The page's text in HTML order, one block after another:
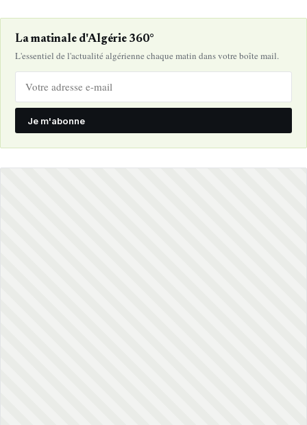
La matinale d'Algérie 360°
L'essentiel de l'actualité algérienne chaque matin dans votre boîte mail.
Je m'abonne